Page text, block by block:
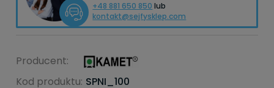
+48 881 650 850 lub
kontakt@sejfysklep.com
Producent:
Kod produktu: SPNI_100